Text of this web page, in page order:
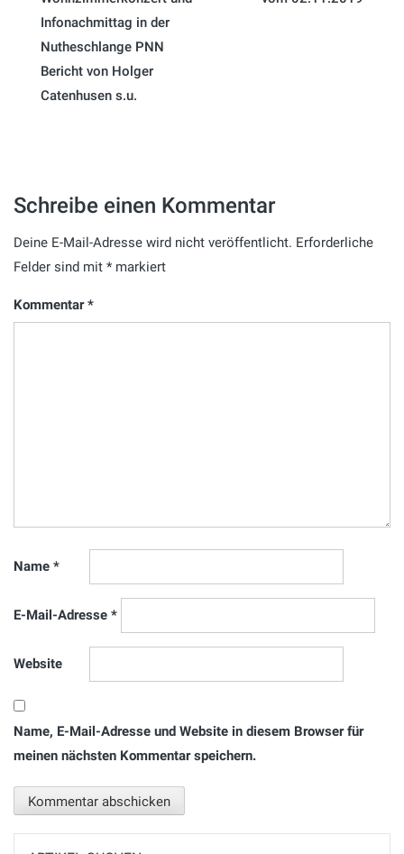
Infonachmittag in der
Nutheschlange PNN
Bericht von Holger
Catenhusen s.u.
Schreibe einen Kommentar
Deine E-Mail-Adresse wird nicht veröffentlicht. Erforderliche
Felder sind mit * markiert
Kommentar*
Name *
E-Mail-Adresse *
Website
Name, E-Mail-Adresse und Website in diesem Browser für
meinen nächsten Kommentar speichern.